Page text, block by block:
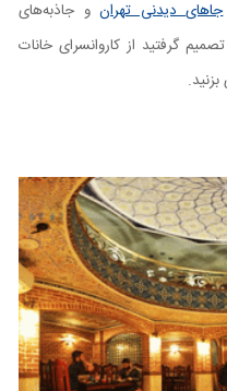
جاهای دیدنی تهرانو جاذبه‌های
گرفتید از کاروانسرای خانات